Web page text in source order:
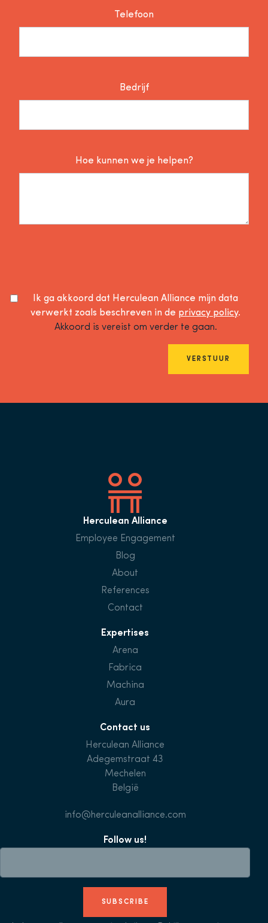
Telefoon
Bedrijf
Hoe kunnen we je helpen?
Ik ga akkoord dat Herculean Alliance mijn data
verwerkt zoals beschreven in de privacy policy.
Akkoord is vereist om verder te gaan.
VERSTUUR
Herculean Alliance
Employee Engagement
Blog
About
References
Contact
Expertises
Arena
Fabrica
Machina
Aura
Contact us
Herculean Alliance
Adegemstraat 43
Mechelen
België
info@herculeanalliance.com
Follow us!
SUBSCRIBE